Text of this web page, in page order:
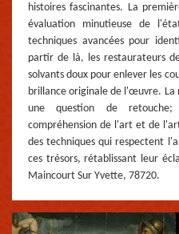
histoires fascinantes. La
évaluation minutieuse de
techniques avancées pour
partir de là, les restaurateurs
solvants doux pour enlever les
brillance originale de l'œuvre.
une question de
compréhension de l'art et de
des techniques qui respectent
ces trésors, rétablissant leur
Maincourt Sur Yvette, 78720.